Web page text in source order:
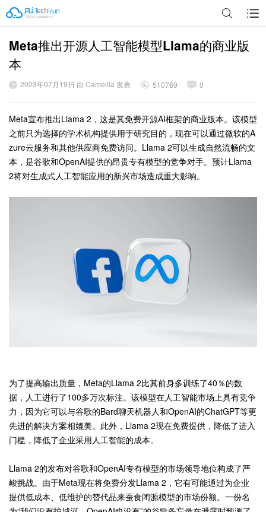
广告
Meta推出开源人工智能模型Llama的商业版
本
2023年07月19日 由 Camellia 发表 510769 0
Meta宣布推出Llama 2，这是其免费开源AI框架的商业版本。该模型
之前只为选择的学术机构提供用于研究目的，现在可以通过微软的A
zure云服务和其他供应商免费访问。Llama 2可以生成自然流畅的文
本，是谷歌和OpenAI提供的昂贵专有模型的竞争对手。预计Llama
2将对生成式人工智能应用的新兴市场造成重大影响。
为了提高输出质量，Meta的Llama 2比其前身多训练了40％的数
据，人工进行了100多万次标注。该模型在人工智能市场上具有竞争
力，因为它可以与谷歌的Bard聊天机器人和OpenAI的ChatGPT等更
先进的解决方案相媲美。此外，Llama 2现在免费提供，降低了进入
门槛，降低了企业采用人工智能的成本。
Llama 2的发布对谷歌和OpenAI专有模型的市场领导地位构成了严
峻挑战。由于Meta现在将免费分发Llama 2，它有可能通过为企业
提供低成本、低维护的替代品来蚕食闭源模型的市场份额。一份名